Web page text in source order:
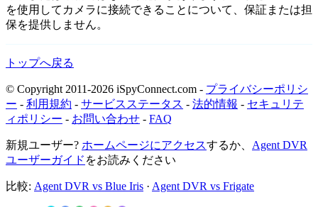
を使用してカメラに接続できることについて、保証または担
保を提供しません。
トップへ戻る
© Copyright 2011-2026 iSpyConnect.com - プライバシーポリシ
ー - 利用規約 - サービスステータス - 法的情報 - セキュリテ
ィポリシー - お問い合わせ - FAQ
新規ユーザー? ホームページにアクセスするか、 Agent DVR
ユーザーガイド をお読みください
比較: Agent DVR vs Blue Iris · Agent DVR vs Frigate